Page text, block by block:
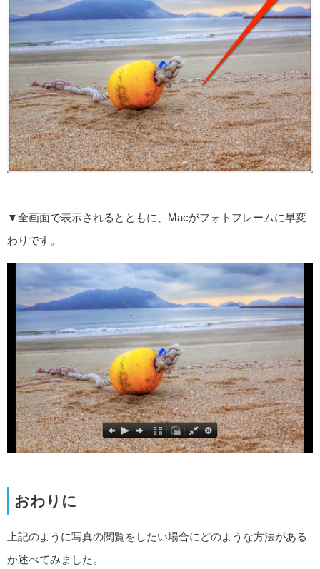
▼全画面で表示されるとともに、Macがフォトフレームに早変
わりです。
おわりに
上記のように写真の閲覧をしたい場合にどのような方法がある
か述べてみました。